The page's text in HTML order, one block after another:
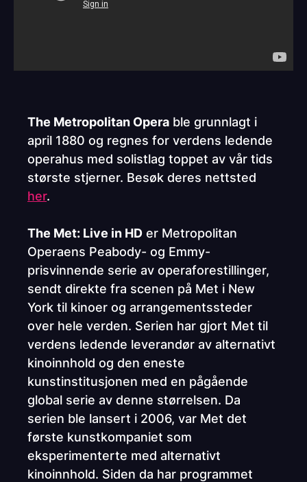
The Metropolitan Opera ble grunnlagt i
april 1880 og regnes for verdens ledende
operahus med solistlag toppet av vår tids
største stjerner. Besøk deres nettsted
her.
The Met: Live in HD er Metropolitan
Operaens Peabody- og Emmy-
prisvinnende serie av operaforestillinger,
sendt direkte fra scenen på Met i New
York til kinoer og arrangementssteder
over hele verden. Serien har gjort Met til
verdens ledende leverandør av alternativt
kinoinnhold og den eneste
kunstinstitusjonen med en pågående
global serie av denne størrelsen. Da
serien ble lansert i 2006, var Met det
første kunstkompaniet som
eksperimenterte med alternativt
kinoinnhold. Siden da har programmet